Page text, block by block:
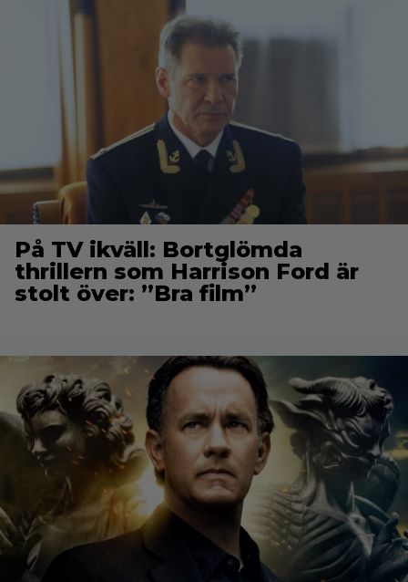
På TV ikväll: Bortglömda
thrillern som Harrison Ford är
stolt över: ”Bra film”